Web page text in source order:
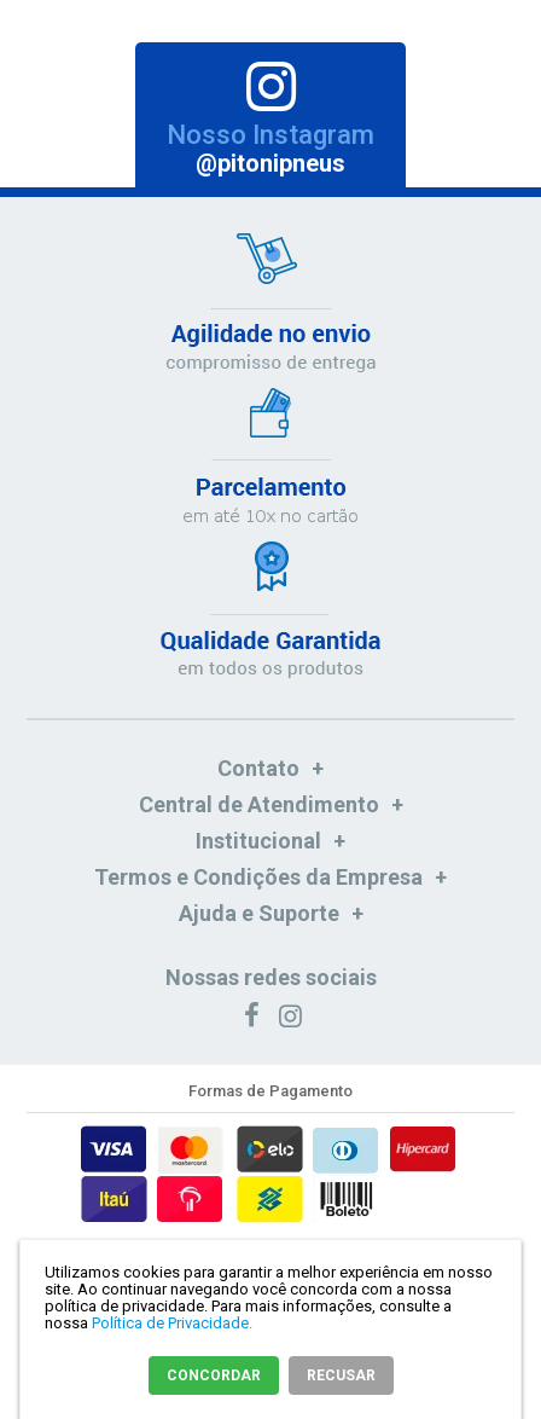
Utilizamos cookies para garantir a melhor experiência em nosso
site. Ao continuar navegando você concorda com a nossa
política de privacidade. Para mais informações, consulte a
nossa Política de Privacidade.
CONCORDAR RECUSAR
Nosso Instagram
@pitonipneus
Contato
Central de Atendimento
Institucional
Termos e Condições da Empresa
Ajuda e Suporte
Nossas redes sociais
Formas de Pagamento
Segurança e Certificação